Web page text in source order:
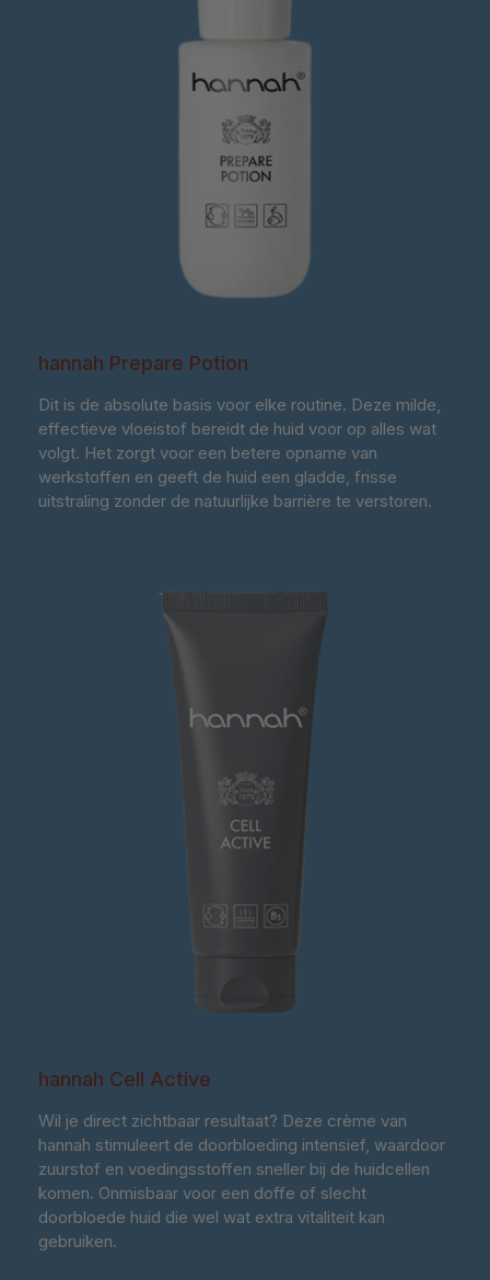
hannah Prepare Potion
Dit is de absolute basis voor elke routine. Deze milde,
effectieve vloeistof bereidt de huid voor op alles wat
volgt. Het zorgt voor een betere opname van
werkstoffen en geeft de huid een gladde, frisse
uitstraling zonder de natuurlijke barrière te verstoren.
hannah Cell Active
Wil je direct zichtbaar resultaat? Deze crème van
hannah stimuleert de doorbloeding intensief, waardoor
zuurstof en voedingsstoffen sneller bij de huidcellen
komen. Onmisbaar voor een doffe of slecht
doorbloede huid die wel wat extra vitaliteit kan
gebruiken.